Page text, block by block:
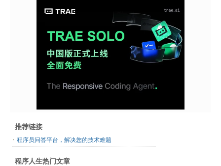
推荐链接
程序员问答平台，解决您的技术难题
程序人生热门文章